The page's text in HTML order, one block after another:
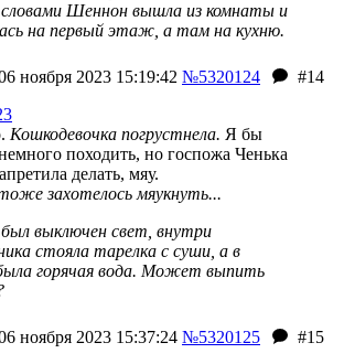
Шеннон вышла из комнаты и
на первый этаж, а там на кухню.
ноября 2023 15:19:42 №5320124
#14
Кошкодевочка погрустнела. Я бы
походить, но госпожа Ченька
делать, мяу.
захотелось мяукнуть...
выключен свет, внутри
стояла тарелка с суши, а в
горячая вода. Может выпить
ноября 2023 15:37:24 №5320125
#15